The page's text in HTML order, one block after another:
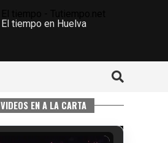
El tiempo en Huelva
EN A LA CARTA